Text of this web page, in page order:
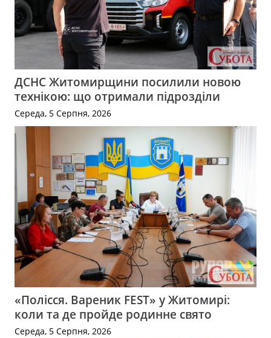
ДСНС Житомирщини посилили новою
технікою: що отримали підрозділи
Середа, 5 Серпня, 2026
«Полісся. Вареник FEST» у Житомирі:
коли та де пройде родинне свято
Середа, 5 Серпня, 2026